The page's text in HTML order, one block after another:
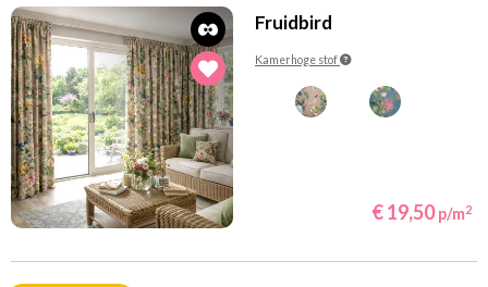
Fruidbird
Kamerhoge stof
€ 19,50 p/m2